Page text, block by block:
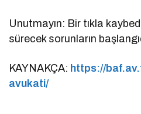
Unutmayın: Bir tıkla
sürecek sorunların
KAYNAKÇA: https://
avukati/